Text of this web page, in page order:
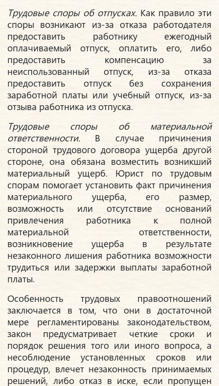
Трудовые споры об отпусках. Как правило эти
споры возникают из-за отказа работодателя
предоставить работнику ежегодный
оплачиваемый отпуск, оплатить его, либо
предоставить компенсацию за
неиспользованный отпуск, из-за отказа
предоставить отпуск без сохранения
заработной платы или учебный отпуск, из-за
отзыва работника из отпуска.
Трудовые споры об материальной
ответственности. В случае причинения
стороной трудового договора ущерба другой
стороне, она обязана возместить возникший
материальный ущерб. Юрист по трудовым
спорам помогает установить факт причинения
материального ущерба, его размер,
возможность или отсутствие оснований
привлечения работника к полной
материальной ответственности,
возникновение ущерба в результате
незаконного лишения работника возможности
трудиться или задержки выплаты заработной
платы.
Особенность трудовых правоотношений
заключается в том, что они в достаточной
мере регламентированы законодательством,
закон предусматривает четкие сроки и
порядок решения того или иного вопроса, а
несоблюдение установленных сроков или
процедур, влечет незаконность принимаемых
решений, либо отказ в иске, если пропущен